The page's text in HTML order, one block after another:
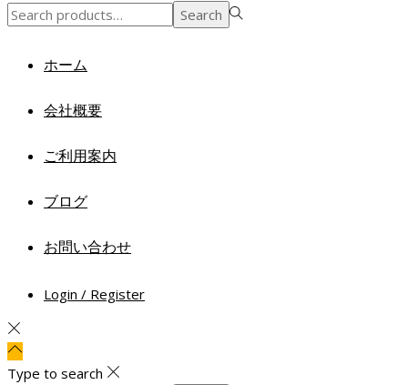
Search
for:>
Search
ホーム
会社概要
ご利用案内
ブログ
お問い合わせ
Login / Register
Type to search